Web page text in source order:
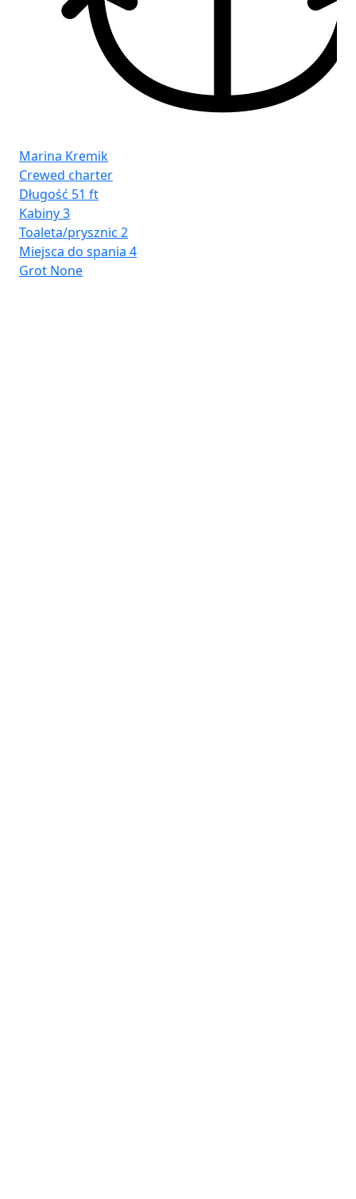
Marina Kremik
Crewed charter
Długość 51 ft
Kabiny3
Toaleta/prysznic 2
Miejsca do spania 4
Grot None